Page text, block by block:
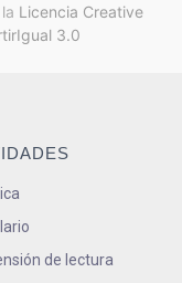
Licencia Creative
3.0
de lectura